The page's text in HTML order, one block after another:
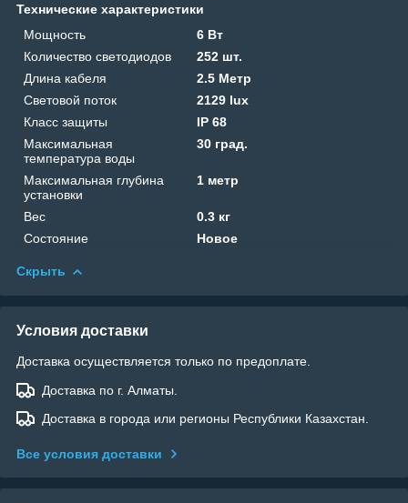
Технические характеристики
Мощность
6 Вт
Количество светодиодов
252 шт.
Длина кабеля
2.5 Метр
Световой поток
2129 lux
Класс защиты
IP 68
Максимальная
температура воды
30 град.
Максимальная глубина
установки
1 метр
Вес
0.3 кг
Состояние
Новое
Скрыть
Условия доставки
Доставка осуществляется только по предоплате.
Доставка по г. Алматы.
Доставка в города или регионы Республики Казахстан.
Все условия доставки